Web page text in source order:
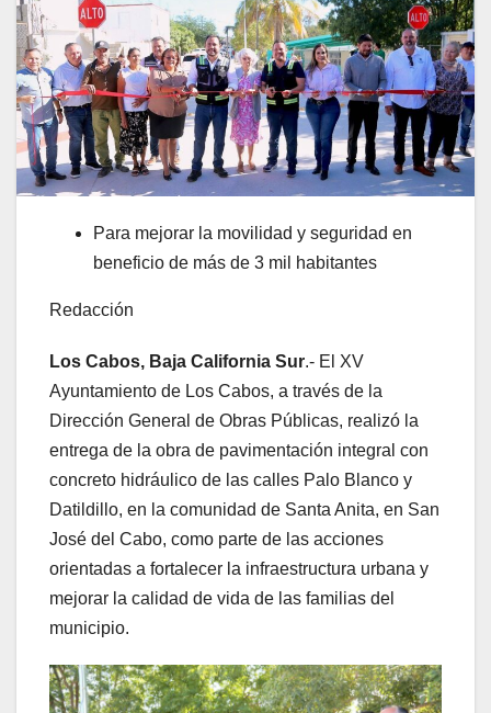
Para mejorar la movilidad y seguridad en
beneficio de más de 3 mil habitantes
Redacción
Los Cabos, Baja California Sur.- El XV
Ayuntamiento de Los Cabos, a través de la
Dirección General de Obras Públicas, realizó la
entrega de la obra de pavimentación integral con
concreto hidráulico de las calles Palo Blanco y
Datildillo, en la comunidad de Santa Anita, en San
José del Cabo, como parte de las acciones
orientadas a fortalecer la infraestructura urbana y
mejorar la calidad de vida de las familias del
municipio.